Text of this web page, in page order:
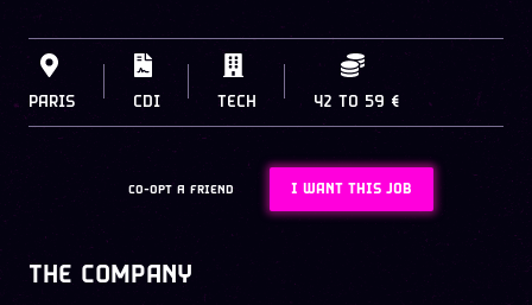
PARIS CDI TECH 42 TO 59 €
CO-OPT A FRIEND I WANT THIS JOB
THE COMPANY